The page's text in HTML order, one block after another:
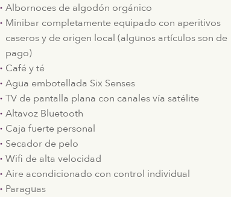
Albornoces de algodón orgánico
Minibar completamente equipado con aperitivos
caseros y de origen local (algunos artículos son de
pago)
Café y té
Agua embotellada Six Senses
TV de pantalla plana con canales vía satélite
Altavoz Bluetooth
Caja fuerte personal
Secador de pelo
Wifi de alta velocidad
Aire acondicionado con control individual
Paraguas